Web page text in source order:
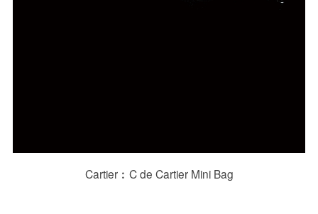
Cartier︰C de Cartier Mini Bag